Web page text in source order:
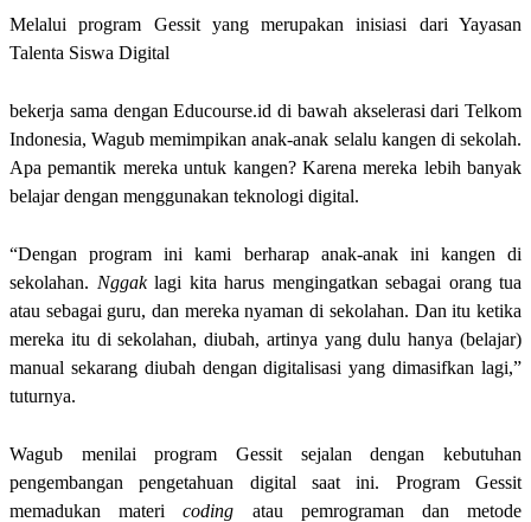
Melalui program Gessit yang merupakan inisiasi dari Yayasan
Talenta Siswa Digital
bekerja sama dengan Educourse.id di bawah akselerasi dari Telkom
Indonesia, Wagub memimpikan anak-anak selalu kangen di sekolah.
Apa pemantik mereka untuk kangen? Karena mereka lebih banyak
belajar dengan menggunakan teknologi digital.
“Dengan program ini kami berharap anak-anak ini kangen di
sekolahan. Nggaklagi kita harus mengingatkan sebagai orang tua
atau sebagai guru, dan mereka nyaman di sekolahan. Dan itu ketika
mereka itu di sekolahan, diubah, artinya yang dulu hanya (belajar)
manual sekarang diubah dengan digitalisasi yang dimasifkan lagi,”
tuturnya.
Wagub menilai program Gessit sejalan dengan kebutuhan
pengembangan pengetahuan digital saat ini. Program Gessit
memadukan matericoding atau pemrograman dan metode